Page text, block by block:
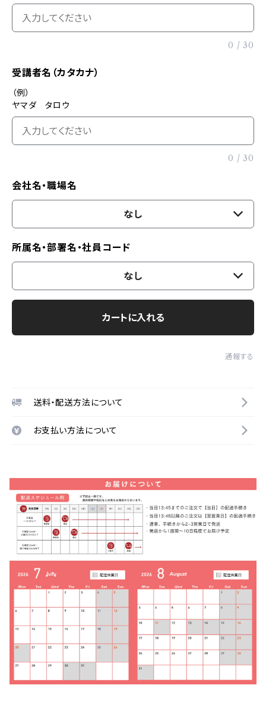
0 / 30
受講者名（カタカナ）
（例）
ヤマダ タロウ
0 / 30
会社名・職場名
なし
所属名・部署名・社員コード
なし
カートに入れる
通報する
送料・配送方法について
お支払い方法について